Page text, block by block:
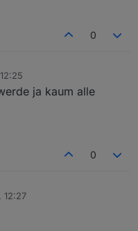
0
ja kaum alle
0
12:27